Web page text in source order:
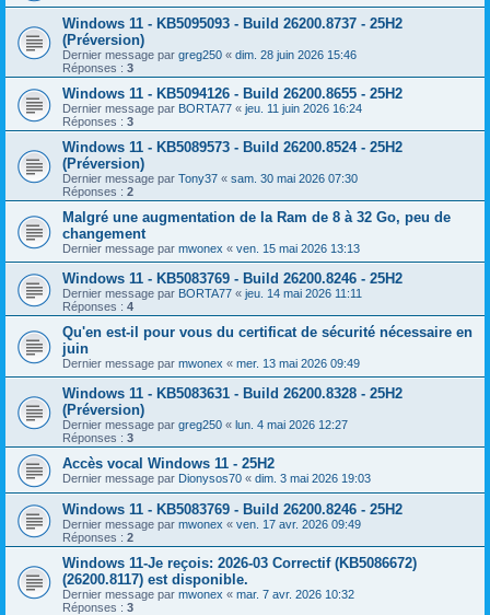
Windows 11 - KB5095093 - Build 26200.8737 - 25H2
(Préversion)
Dernier message par greg250 « dim. 28 juin 2026 15:46
Réponses : 3
Windows 11 - KB5094126 - Build 26200.8655 - 25H2
Dernier message par BORTA77 « jeu. 11 juin 2026 16:24
Réponses : 3
Windows 11 - KB5089573 - Build 26200.8524 - 25H2
(Préversion)
Dernier message par Tony37 « sam. 30 mai 2026 07:30
Réponses : 2
Malgré une augmentation de la Ram de 8 à 32 Go, peu de
changement
Dernier message par mwonex « ven. 15 mai 2026 13:13
Windows 11 - KB5083769 - Build 26200.8246 - 25H2
Dernier message par BORTA77 « jeu. 14 mai 2026 11:11
Réponses : 4
Qu'en est-il pour vous du certificat de sécurité nécessaire en
juin
Dernier message par mwonex « mer. 13 mai 2026 09:49
Windows 11 - KB5083631 - Build 26200.8328 - 25H2
(Préversion)
Dernier message par greg250 « lun. 4 mai 2026 12:27
Réponses : 3
Accès vocal Windows 11 - 25H2
Dernier message par Dionysos70 « dim. 3 mai 2026 19:03
Windows 11 - KB5083769 - Build 26200.8246 - 25H2
Dernier message par mwonex « ven. 17 avr. 2026 09:49
Réponses : 2
Windows 11-Je reçois: 2026-03 Correctif (KB5086672)
(26200.8117) est disponible.
Dernier message par mwonex « mar. 7 avr. 2026 10:32
Réponses : 3